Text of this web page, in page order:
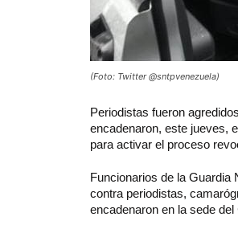
(Foto: Twitter @sntpvenezuela)
Periodistas fueron
encadenaron, este jueves,
para activar el proceso
Funcionarios de la Guardia
contra periodistas,
encadenaron en la sede